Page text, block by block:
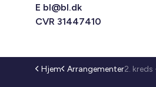
E bl@bl.dk
CVR 31447410
Hjem Arrangementer